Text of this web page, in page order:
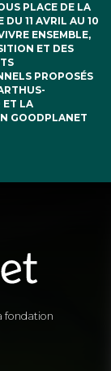
PLACE DE LA
DU 11 AVRIL AU 10
ENSEMBLE,
ET DES
PROPOSÉS
ET LA
GOODPLANET
fondation